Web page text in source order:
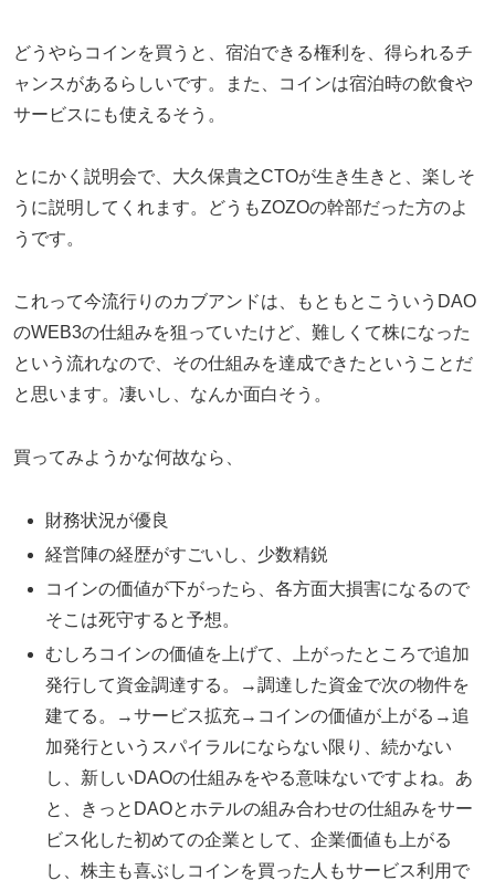
どうやらコインを買うと、宿泊できる権利を、得られるチ
ャンスがあるらしいです。また、コインは宿泊時の飲食や
サービスにも使えるそう。
とにかく説明会で、大久保貴之CTOが生き生きと、楽しそ
うに説明してくれます。どうもZOZOの幹部だった方のよ
うです。
これって今流行りのカブアンドは、もともとこういうDAO
のWEB3の仕組みを狙っていたけど、難しくて株になった
という流れなので、その仕組みを達成できたということだ
と思います。凄いし、なんか面白そう。
買ってみようかな何故なら、
財務状況が優良
経営陣の経歴がすごいし、少数精鋭
コインの価値が下がったら、各方面大損害になるので
そこは死守すると予想。
むしろコインの価値を上げて、上がったところで追加
発行して資金調達する。→調達した資金で次の物件を
建てる。→サービス拡充→コインの価値が上がる→追
加発行というスパイラルにならない限り、続かない
し、新しいDAOの仕組みをやる意味ないですよね。あ
と、きっとDAOとホテルの組み合わせの仕組みをサー
ビス化した初めての企業として、企業価値も上がる
し、株主も喜ぶしコインを買った人もサービス利用で